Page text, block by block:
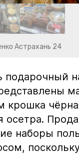
Астрахань 24
подарочный
крошка
осетра.
наборы